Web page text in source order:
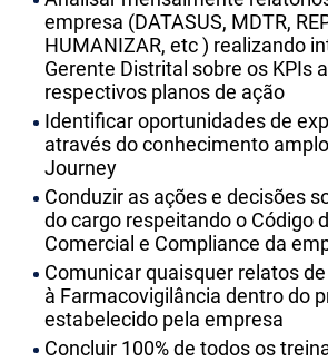
empresa (DATASUS, MDTR,
HUMANIZAR, etc ) realizando
Gerente Distrital sobre os KPIs
respectivos planos de ação
Identificar oportunidades de
através do conhecimento
Journey
Conduzir as ações e decisões
do cargo respeitando o Código
Comercial e Compliance da
Comunicar quaisquer relatos
à Farmacovigilância dentro do
estabelecido pela empresa
Concluir 100% de todos os